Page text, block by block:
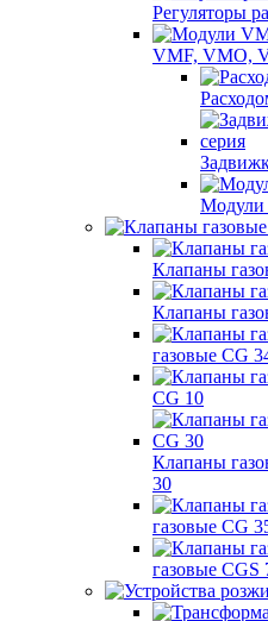
Регуляторы
VMF, VMO,
Модули
Клапаны
Клапаны
газовые CG
CG 10
Клапаны
30
газовые CG
газовые CGS